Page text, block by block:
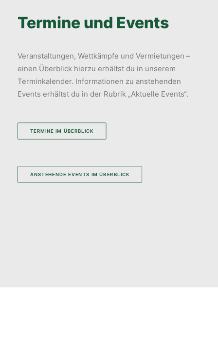
Termine und Events
Veranstaltungen, Wettkämpfe und Vermietungen –
einen Überblick hierzu erhältst du in unserem
Terminkalender. Informationen zu anstehenden
Events erhältst du in der Rubrik „Aktuelle Events“.
TERMINE IM ÜBERBLICK
ANSTEHENDE EVENTS IM ÜBERBLICK